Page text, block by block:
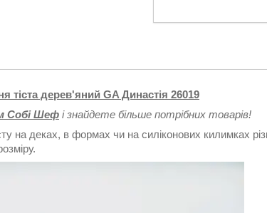
тіста дерев'яний GA Династія 26019
Собі Шеф і знайдете більше потрібних товарів!
на деках, в формах чи на силіконових килимках